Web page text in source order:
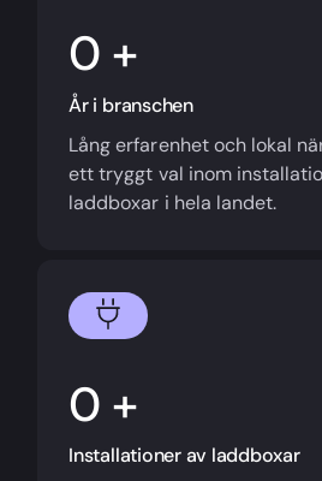
+
År i branschen
Lång erfarenhet och lokal
ett tryggt val inom
laddboxar i hela landet.
+
Installationer av laddboxar